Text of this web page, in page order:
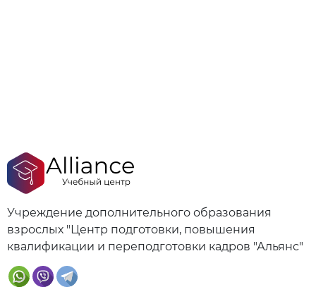
Учреждение дополнительного образования
взрослых "Центр подготовки, повышения
квалификации и переподготовки кадров "Альянс"